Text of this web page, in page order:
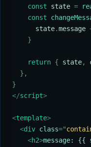
    const
state =
    const
      state
.message
    }
    return
{ state,
  },
}
</script>
<template>
  <
div class="
    <
h2>message: {{